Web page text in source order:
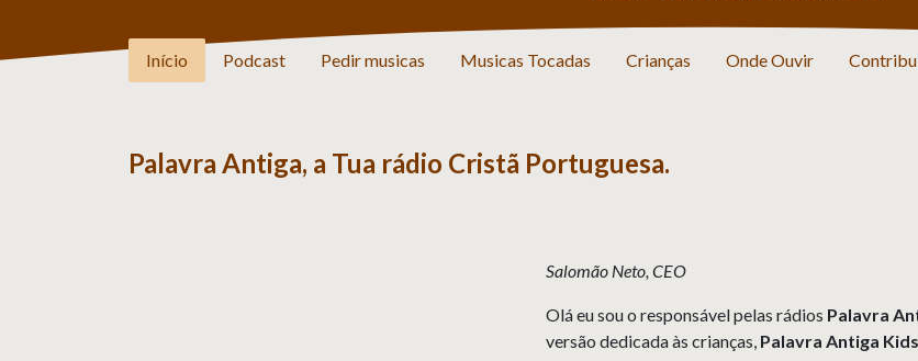
Início Podcast Pedir musicas Musicas Tocadas Crianças Onde Ouvir
Palavra Antiga, a Tua rádio Cristã Portuguesa.
Salomão Neto, CEO
Olá eu sou o responsável pelas rádios Palavra
versão dedicada às crianças, Palavra Antiga Kids